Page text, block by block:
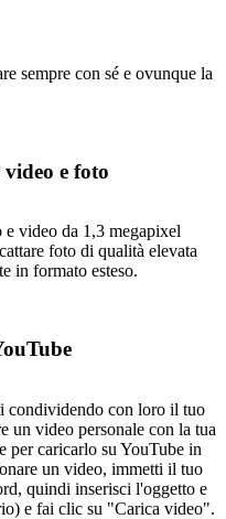
sempre con sé e ovunque la
e foto
video da 1,3 megapixel
foto di qualità elevata
in formato esteso.
condividendo con loro il tuo
un video personale con la tua
per caricarlo su YouTube in
un video, immetti il tuo
quindi inserisci l'oggetto e
e fai clic su "Carica video".